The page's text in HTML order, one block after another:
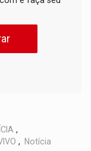
,
, Notícia